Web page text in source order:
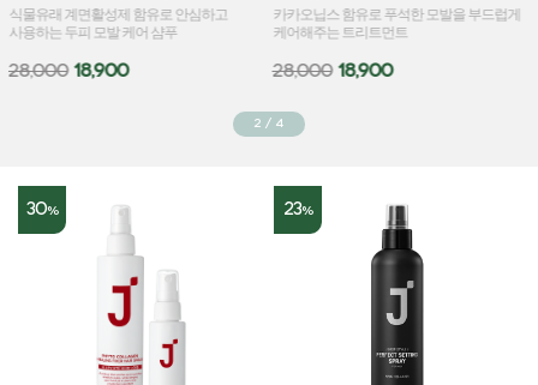
식물유래 계면활성제 함유로 안심하고
사용하는 두피 모발 케어 샴푸
28,000 18,900
카카오닙스 함유로 푸석한 모발을 부드럽게
케어해주는 트리트먼트
28,000 18,900
2 / 4
30% 23%